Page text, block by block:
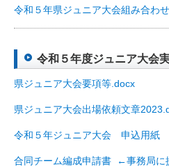
令和５年県ジュニア大会組み合わせ
令和５年度ジュニア大会
県ジュニア大会要項等.docx
県ジュニア大会出場依頼文章
令和５年ジュニア大会 申込用紙
合同チーム編成申請書 ←事務局に